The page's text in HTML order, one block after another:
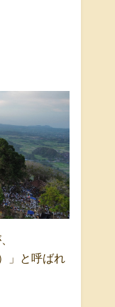
」と呼ばれ